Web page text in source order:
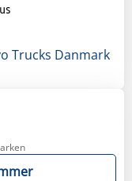
Trucks Danmark